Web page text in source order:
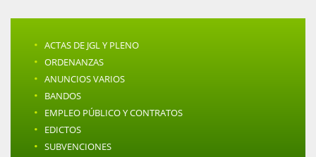
· ACTAS DE JGL Y PLENO
· ORDENANZAS
· ANUNCIOS VARIOS
· BANDOS
· EMPLEO PÚBLICO Y CONTRATOS
· EDICTOS
· SUBVENCIONES